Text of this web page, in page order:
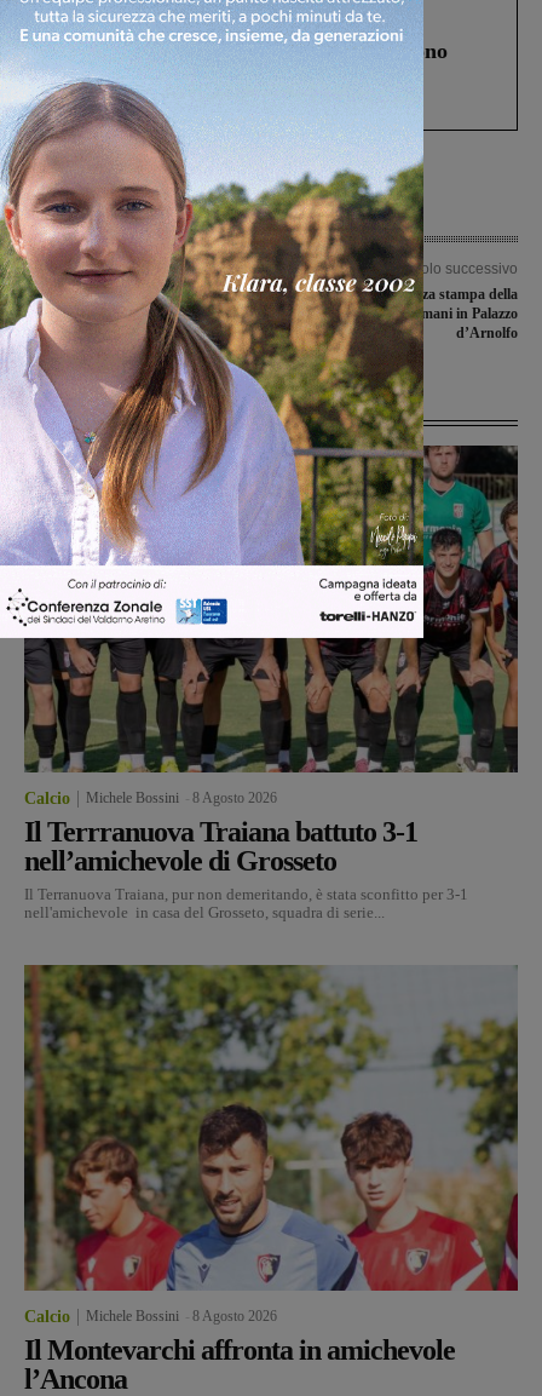
Cronaca 4 Agosto 2026
Un anno fa la strage in A1 in cui morirono
Gianni, Giulia e Franco. Lo schianto, il
processo, lo stop ai sorpassi fra tir....
Articolo precedente
Il Figline conferma lo zoccolo duro
Articolo successivo
Conferenza stampa della
Sangiovannese domani in Palazzo
d’Arnolfo
Ultime Notizie
Calcio Michele Bossini 8 Agosto 2026
Il Terrranuova Traiana battuto 3-1
nell’amichevole di Grosseto
Il Terranuova Traiana, pur non demeritando, è stata sconfitto per 3-1
nell'amichevole in casa del Grosseto, squadra di serie...
Calcio Michele Bossini 8 Agosto 2026
Il Montevarchi affronta in amichevole
l’Ancona